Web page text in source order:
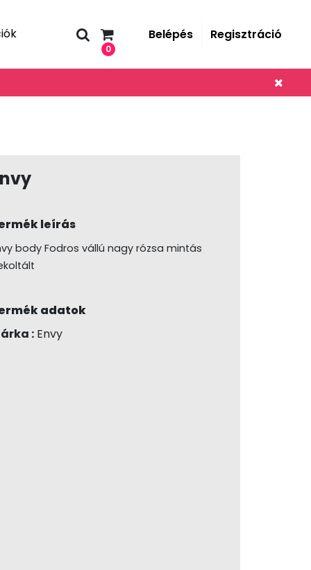
0
Belépés Regisztráció
leírás
body Fodros vállú nagy rózsa mintás
adatok
:Envy